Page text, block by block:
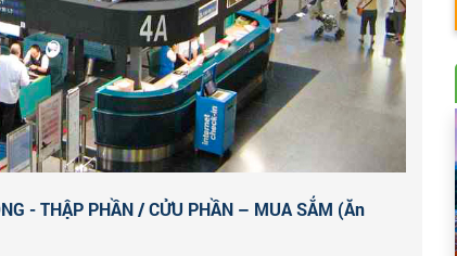
- THẬP PHẦN / CỬU PHẦN – MUA SẮM (Ăn